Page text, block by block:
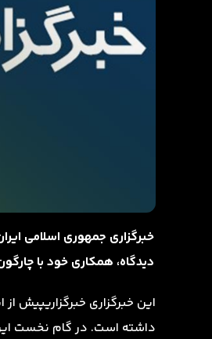
خبرگزاری جمهوری اسلامی
دیدگاه، همکاری خود با
این خبرگزاری خبرگزاریپیش از
داشته است. در گام نخست